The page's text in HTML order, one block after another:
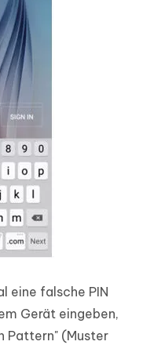
eine falsche PIN
Gerät eingeben,
Pattern" (Muster